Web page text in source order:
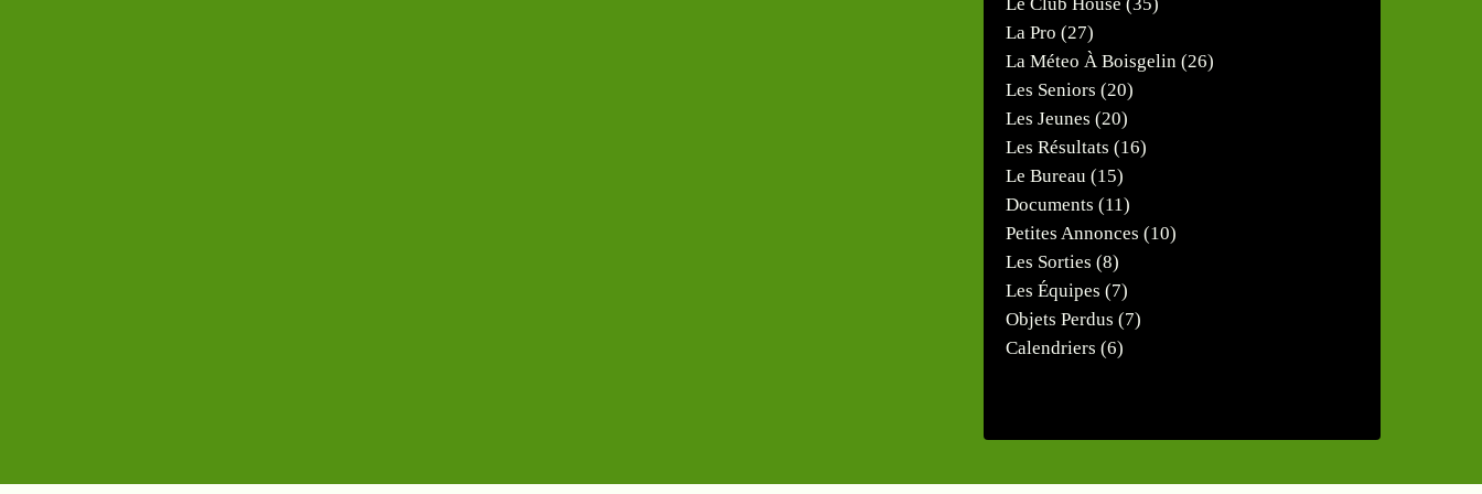
La Pro (27)
La Méteo À Boisgelin (26)
Les Seniors (20)
Les Jeunes (20)
Les Résultats (16)
Le Bureau (15)
Documents (11)
Petites Annonces (10)
Les Sorties (8)
Les Équipes (7)
Objets Perdus (7)
Calendriers (6)